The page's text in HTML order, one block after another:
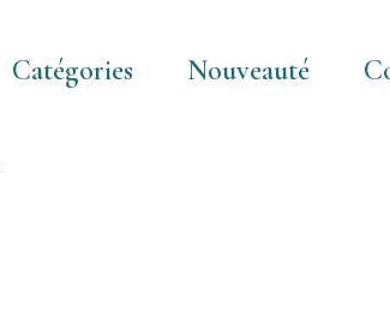
Catégories Nouveauté